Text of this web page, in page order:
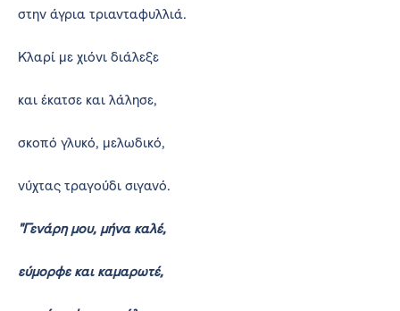
στην άγρια τριανταφυλλιά.
Κλαρί με χιόνι διάλεξε
και έκατσε και λάλησε,
σκοπό γλυκό, μελωδικό,
νύχτας τραγούδι σιγανό.
"Γενάρη μου, μήνα καλέ,
εύμορφε και καμαρωτέ,